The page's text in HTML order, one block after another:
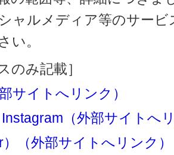
ャルメディア等のサー
い。
のみ記載］
サイトへリンク）
Instagram（外部サイトへ
）（外部サイトへリンク）